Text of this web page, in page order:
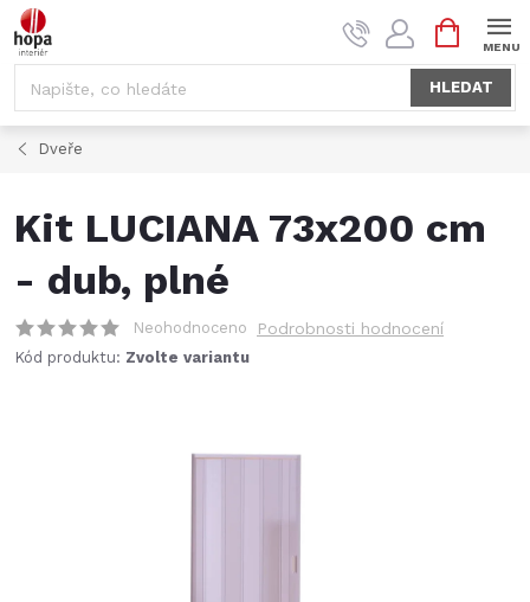
Přejít
na
HLEDAT
NÁKUPNÍ
KOŠÍK
Dveře
Kit LUCIANA 73x200 cm
- dub, plné
Neohodnoceno Podrobnosti hodnocení
Kód produktu: Zvolte variantu